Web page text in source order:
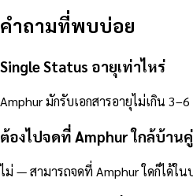
คำถามที่พบบ่อย
Single Status อายุเท่าไหร่
Amphur มักรับเอกสารอายุไม่เกิน
ต้องไปจดที่ Amphur ใกล้บ้าน
ไม่ — สามารถจดที่ Amphur ใดก็ได้ใน